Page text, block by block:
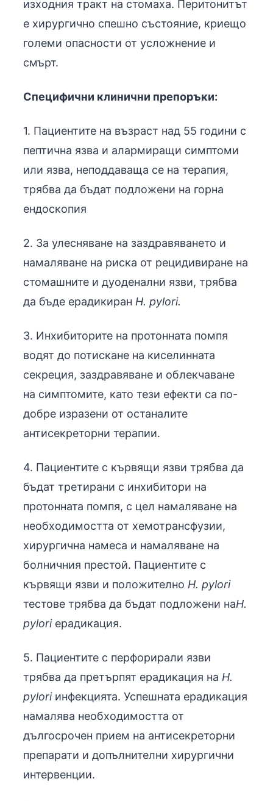
изходния тракт на стомаха. Перитонитът
е хирургично спешно състояние, криещо
големи опасности от усложнение и
смърт.
Специфични клинични препоръки:
1. Пациентите на възраст над 55 години с
пептична язва и алармиращи симптоми
или язва, неподдаваща се на терапия,
трябва да бъдат подложени на горна
ендоскопия
2. За улесняване на заздравяването и
намаляване на риска от рецидивиране на
стомашните и дуоденални язви, трябва
да бъде ерадикиран H. pylori.
3. Инхибиторите на протонната помпя
водят до потискане на киселинната
секреция, заздравяване и облекчаване
на симптомите, като тези ефекти са по-
добре изразени от останалите
антисекреторни терапии.
4. Пациентите с кървящи язви трябва да
бъдат третирани с инхибитори на
протонната помпя, с цел намаляване на
необходимостта от хемотрансфузии,
хирургична намеса и намаляване на
болничния престой. Пациентите с
кървящи язви и положително H. pylori
тестове трябва да бъдат подложени наH.
pyloriерадикация.
5. Пациентите с перфорирали язви
трябва да претърпят ерадикация на H.
pyloriинфекцията. Успешната ерадикация
намалява необходимостта от
дългосрочен прием на антисекреторни
препарати и допълнителни хирургични
интервенции.